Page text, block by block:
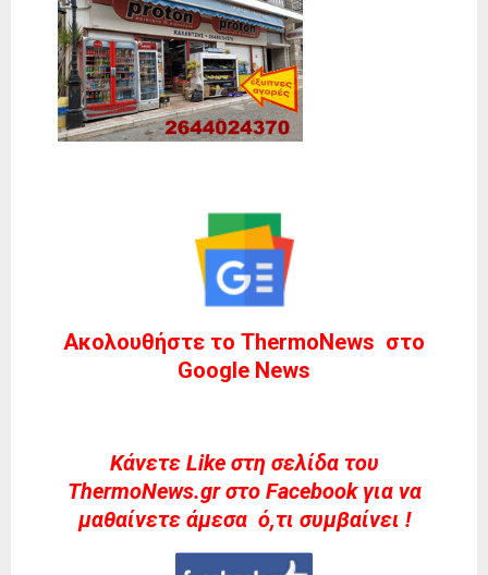
Ακολουθήστε το ThermoNews στο
Google News
Kάνετε Like στη σελίδα του
ThermoNews.gr στο Facebook για να
μαθαίνετε άμεσα ό,τι συμβαίνει !